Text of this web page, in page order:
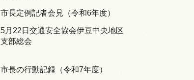
市長定例記者会見（令和6年度）
5月22日交通安全協会伊豆中央地区
支部総会
市長の行動記録（令和7年度）